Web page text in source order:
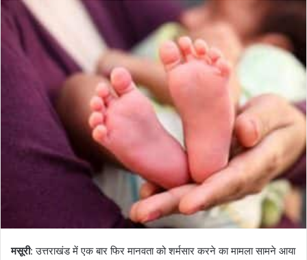
मसूरी: उत्तराखंड में एक बार फिर मानवता को शर्मसार करने का मामला सामने आया